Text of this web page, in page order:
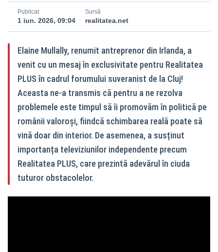
Publicat
1 iun. 2026, 09:04
Sursă
realitatea.net
Elaine Mullally, renumit antreprenor din Irlanda, a
venit cu un mesaj în exclusivitate pentru Realitatea
PLUS în cadrul forumului suveranist de la Cluj!
Aceasta ne-a transmis că pentru a ne rezolva
problemele este timpul să îi promovăm în politică pe
românii valoroși, fiindcă schimbarea reală poate să
vină doar din interior. De asemenea, a susținut
importanța televiziunilor independente precum
Realitatea PLUS, care prezintă adevărul în ciuda
tuturor obstacolelor.